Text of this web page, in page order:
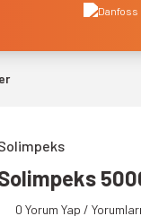
0 Yorum Yap /